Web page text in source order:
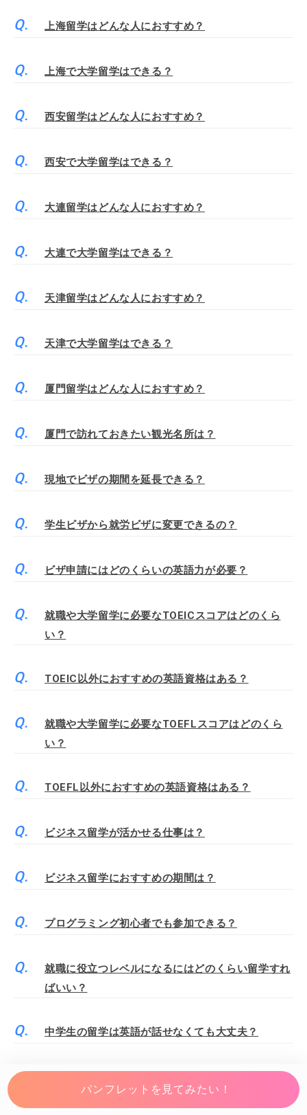
上海留学はどんな人におすすめ？
上海で大学留学はできる？
西安留学はどんな人におすすめ？
西安で大学留学はできる？
大連留学はどんな人におすすめ？
大連で大学留学はできる？
天津留学はどんな人におすすめ？
天津で大学留学はできる？
厦門留学はどんな人におすすめ？
厦門で訪れておきたい観光名所は？
現地でビザの期間を延長できる？
学生ビザから就労ビザに変更できるの？
ビザ申請にはどのくらいの英語力が必要？
就職や大学留学に必要なTOEICスコアはどのくら
い？
TOEIC以外におすすめの英語資格はある？
就職や大学留学に必要なTOEFLスコアはどのくら
い？
TOEFL以外におすすめの英語資格はある？
ビジネス留学が活かせる仕事は？
ビジネス留学におすすめの期間は？
プログラミング初心者でも参加できる？
就職に役立つレベルになるにはどのくらい留学すれ
ばいい？
中学生の留学は英語が話せなくても大丈夫？
パンフレットを見てみたい！